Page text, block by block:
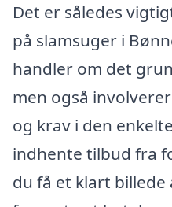
Det er således
på slamsuger i
handler om det
men også
og krav i den
indhente tilbud fra
du få et klart billede